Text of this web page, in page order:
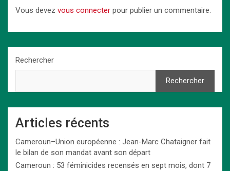
Vous devez vous connecter pour publier un commentaire.
Rechercher
Rechercher
Articles récents
Cameroun–Union européenne : Jean-Marc Chataigner fait
le bilan de son mandat avant son départ
Cameroun : 53 féminicides recensés en sept mois, dont 7